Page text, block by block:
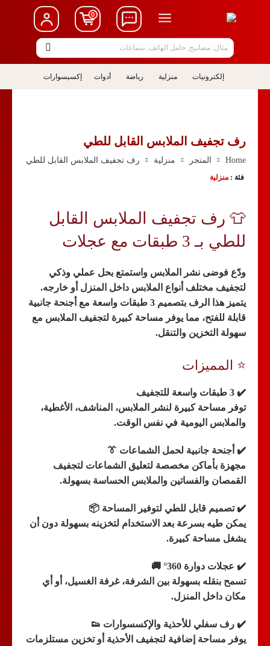
0
مثال: مصابيح, حامل الهاتف, سماعات
إلكترونيات منزلية رياضة أدوات إكسيسوارات
رف تجفيف الملابس القابل للطي
Home المتجر منزلية رف تجفيف الملابس القابل للطي
فئة : منزلية
👕 رف تجفيف الملابس القابل
للطي بـ 3 طبقات مع عجلات
ودّع فوضى نشر الملابس واستمتع بحل عملي وذكي
لتجفيف مختلف أنواع الملابس داخل المنزل أو خارجه.
يتميز هذا الرف بتصميم 3 طبقات واسعة
مع أجنحة جانبية
قابلة للفتح، مما يوفر مساحة كبيرة لتجفيف الملابس مع
سهولة التخزين والتنقل.
⭐ المميزات
✔️ 3 طبقات واسعة للتجفيف
توفر مساحة كبيرة لنشر الملابس، المناشف، الأغطية،
والملابس اليومية في نفس الوقت.
✔️ أجنحة جانبية لحمل الشماعات 👔
مجهزة بأماكن مخصصة لتعليق الشماعات لتجفيف
القمصان والفساتين والملابس الحساسة بسهولة.
✔️تصميم قابل للطي لتوفير المساحة 📦
يمكن طيه بسرعة بعد الاستخدام لتخزينه بسهولة دون أن
يشغل مساحة كبيرة.
✔️ عجلات دوارة 360° 🚚
تسمح بنقله بسهولة بين الشرفة، غرفة الغسيل، أو أي
مكان داخل المنزل.
✔️ رف سفلي للأحذية والإكسسوارات 👟
يوفر مساحة إضافية لتجفيف الأحذية أو تخزين مستلزمات